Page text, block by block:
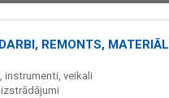
REMONTS, MATERIĀLI
instrumenti, veikali